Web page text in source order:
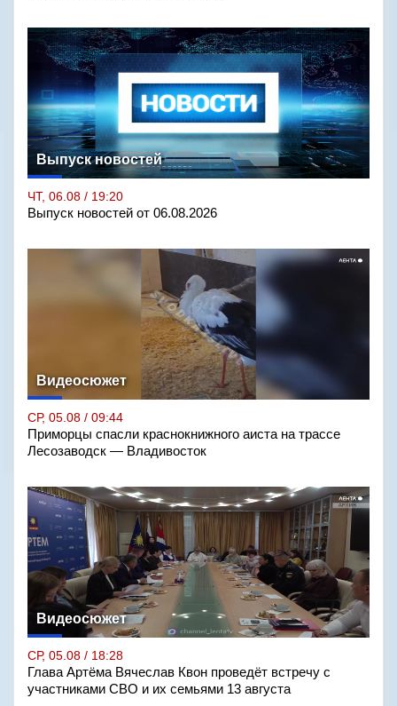
Выпуск новостей
ЧТ, 06.08 / 19:20
Выпуск новостей от 06.08.2026
Видеосюжет
СР, 05.08 / 09:44
Приморцы спасли краснокнижного аиста на трассе
Лесозаводск — Владивосток
Видеосюжет
СР, 05.08 / 18:28
Глава Артёма Вячеслав Квон проведёт встречу с
участниками СВО и их семьями 13 августа